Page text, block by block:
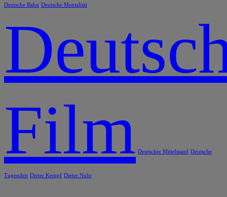
Deutsche Bahn Deutsche Mentalität
Film Deutscher Mittelstand Deutsche
Tugenden Dieter Kempf Dieter Nuhr